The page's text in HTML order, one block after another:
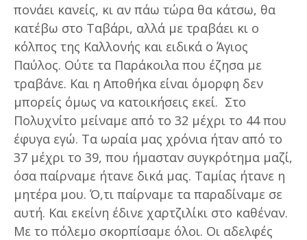
πονάει κανείς, κι αν πάω τώρα θα κάτσω, θα
κατέβω στο Ταβάρι, αλλά με τραβάει κι ο
κόλπος της Καλλονής και ειδικά ο Άγιος
Παύλος. Ούτε τα Παράκοιλα που έζησα με
τραβάνε. Και η Αποθήκα είναι όμορφη δεν
μπορείς όμως να κατοικήσεις εκεί. Στο
Πολυχνίτο μείναμε από το 32 μέχρι το 44 που
έφυγα εγώ. Τα ωραία μας χρόνια ήταν από το
37 μέχρι το 39, που ήμασταν συγκρότημα μαζί,
όσα παίρναμε ήτανε δικά μας. Ταμίας ήτανε η
μητέρα μου. Ό,τι παίρναμε τα παραδίναμε σε
αυτή. Και εκείνη έδινε χαρτζιλίκι στο καθέναν.
Με το πόλεμο σκορπίσαμε όλοι. Οι αδελφές